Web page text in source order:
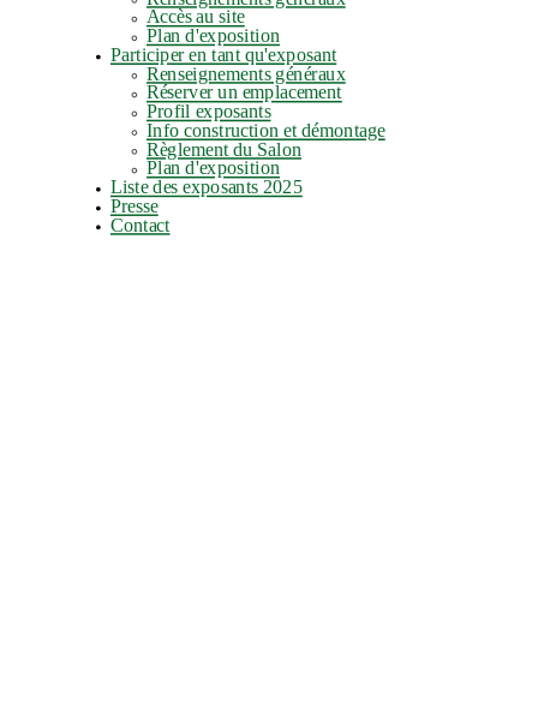
Accès au site
Plan d'exposition
Participer en tant qu'exposant
Renseignements généraux
Réserver un emplacement
Profil exposants
Info construction et démontage
Règlement du Salon
Plan d'exposition
Liste des exposants 2025
Presse
Contact